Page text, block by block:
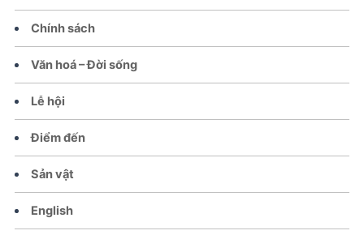
Chính sách
Văn hoá – Đời sống
Lễ hội
Điểm đến
Sản vật
English